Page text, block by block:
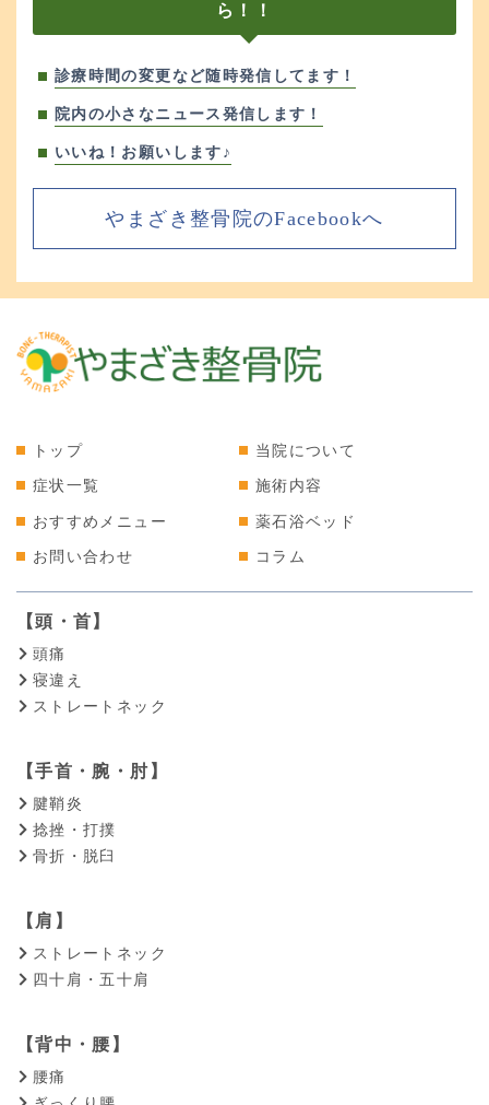
ら！！
診療時間の変更など随時発信してます！
院内の小さなニュース発信します！
いいね！お願いします♪
やまざき整骨院のFacebookへ
トップ 当院について
症状一覧 施術内容
おすすめメニュー 薬石浴ベッド
お問い合わせ コラム
【頭・首】
頭痛
寝違え
ストレートネック
【手首・腕・肘】
腱鞘炎
捻挫・打撲
骨折・脱臼
【肩】
ストレートネック
四十肩・五十肩
【背中・腰】
腰痛